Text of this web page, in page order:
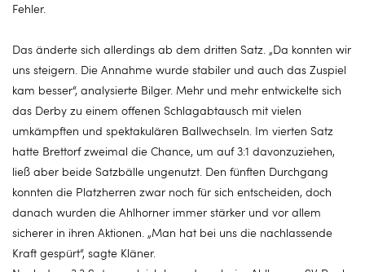
Fehler.
Das änderte sich allerdings ab dem dritten Satz. „Da konnten wir
uns steigern. Die Annahme wurde stabiler und auch das Zuspiel
kam besser“, analysierte Bilger. Mehr und mehr entwickelte sich
das Derby zu einem offenen Schlagabtausch mit vielen
umkämpften und spektakulären Ballwechseln. Im vierten Satz
hatte Brettorf zweimal die Chance, um auf 3:1 davonzuziehen,
ließ aber beide Satzbälle ungenutzt. Den fünften Durchgang
konnten die Platzherren zwar noch für sich entscheiden, doch
danach wurden die Ahlhorner immer stärker und vor allem
sicherer in ihren Aktionen. „Man hat bei uns die nachlassende
Kraft gespürt“, sagte Kläner.